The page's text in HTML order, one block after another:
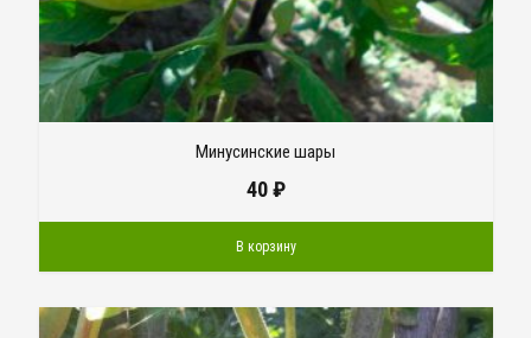
Минусинские шары
40₽
В корзину